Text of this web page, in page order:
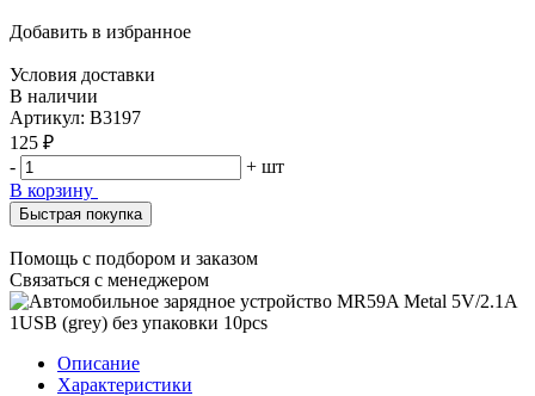
Добавить в избранное
Условия доставки
В наличии
Артикул: B3197
125 ₽
-
+ шт
В корзину
Быстрая покупка
Помощь с подбором и заказом
Связаться с менеджером
Описание
Характеристики